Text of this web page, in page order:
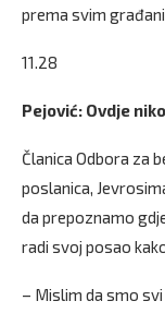
prema svim
11.28
Pejović: Ovdje
Članica Odbora za
poslanica,
da prepoznamo
radi svoj posao
– Mislim da smo